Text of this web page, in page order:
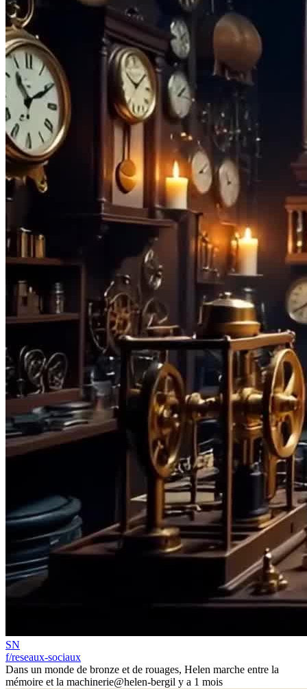
SN
f/reseaux-sociaux
Dans un monde de bronze et de rouages, Helen marche entre la
mémoire et la machinerie@helen-bergil y a 1 mois